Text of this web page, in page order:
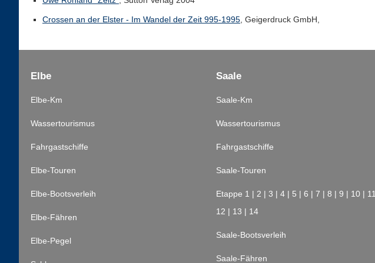
Crossen an der Elster - Im Wandel der Zeit 995-1995 , Geigerdruck GmbH,
Elbe
Elbe-Km
Wassertourismus
Fahrgastschiffe
Elbe-Touren
Elbe-Bootsverleih
Elbe-Fähren
Elbe-Pegel
Saale
Saale-Km
Wassertourismus
Fahrgastschiffe
Saale-Touren
Etappe 1 | 2 | 3 | 4 | 5 | 6 | 7 | 8 | 9 | 10 | 11
12 | 13 | 14
Saale-Bootsverleih
Saale-Fähren